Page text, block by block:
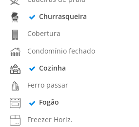
Churrasqueira
Cobertura
Condomínio fechado
Cozinha
Ferro passar
Fogão
Freezer Horiz.